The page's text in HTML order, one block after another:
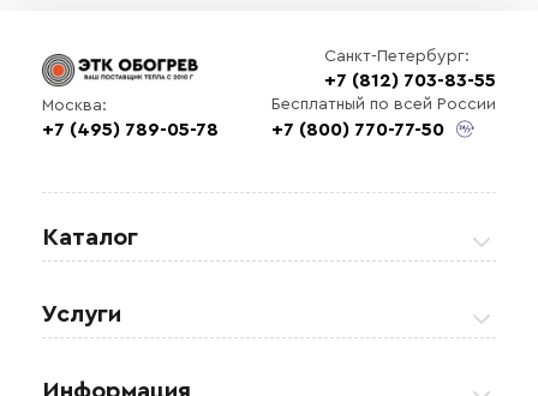
Санкт-Петербург:
+7 (812) 703-83-55
Москва:
+7 (495) 789-05-78
Бесплатный по всей России
+7 (800) 770-77-50
Каталог
Услуги
Информация